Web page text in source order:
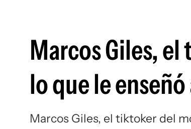
Marcos Giles,
lo que le
Marcos Giles, el tiktoker del